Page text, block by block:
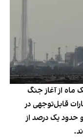
ماه از آغاز جنگ
قابل‌توجهی در
حدود یک درصد از